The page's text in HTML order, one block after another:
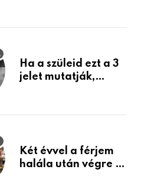
mint azt el tudnád
Ha a szüleid ezt a 3
jelet mutatják,
Készülj fel arra, ami
Két évvel a férjem
halála után végre át